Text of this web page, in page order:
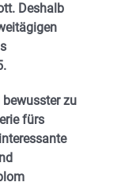
Deshalb
zu
fürs